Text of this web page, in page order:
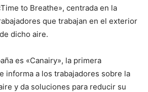
to Breathe», centrada en la
que trabajan en el exterior
dicho aire.
es «Canairy», la primera
informa a los trabajadores sobre la
y da soluciones para reducir su